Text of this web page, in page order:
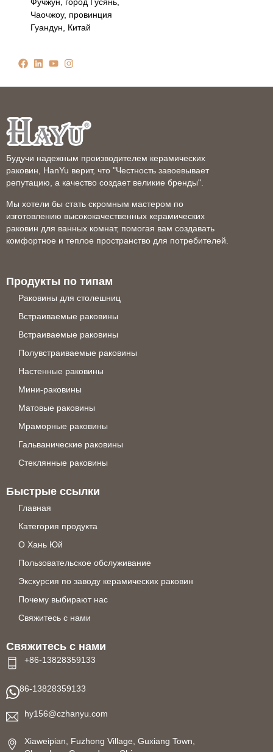
Чаочжоу, провинция
Гуандун, Китай
Будучи надежным производителем керамических
раковин, HanYu верит, что "Честность завоевывает
репутацию, а качество создает великие бренды".
Мы хотели бы стать скромным мастером по
изготовлению высококачественных керамических
раковин для ванных комнат, помогая вам создавать
комфортное и теплое пространство для потребителей.
Продукты по типам
Раковины для столешниц
Встраиваемые раковины
Встраиваемые раковины
Полувстраиваемые раковины
Настенные раковины
Мини-раковины
Матовые раковины
Мраморные раковины
Гальванические раковины
Стеклянные раковины
Быстрые ссылки
Главная
Категория продукта
О Хань Юй
Пользовательское обслуживание
Экскурсия по заводу керамических раковин
Почему выбирают нас
Свяжитесь с нами
Свяжитесь с нами
+86-13828359133
86-13828359133
hy156@czhanyu.com
Xiaweipian, Fuzhong Village, Guxiang Town,